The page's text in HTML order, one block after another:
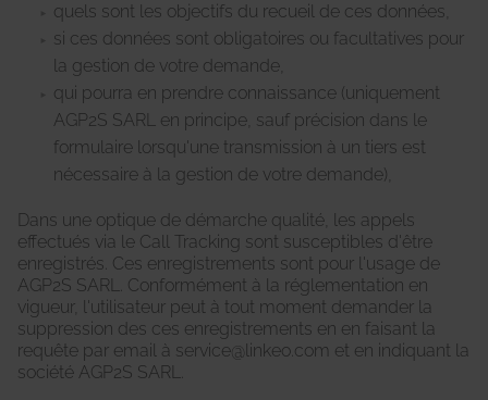
quels sont les objectifs du recueil de ces données,
si ces données sont obligatoires ou facultatives pour
la gestion de votre demande,
qui pourra en prendre connaissance (uniquement
AGP2S SARL en principe, sauf précision dans le
formulaire lorsqu'une transmission à un tiers est
nécessaire à la gestion de votre demande),
Dans une optique de démarche qualité, les appels
effectués via le Call Tracking sont susceptibles d'être
enregistrés. Ces enregistrements sont pour l'usage de
AGP2S SARL. Conformément à la réglementation en
vigueur, l'utilisateur peut à tout moment demander la
suppression des ces enregistrements en en faisant la
requête par email à service@linkeo.com et en indiquant la
société AGP2S SARL.